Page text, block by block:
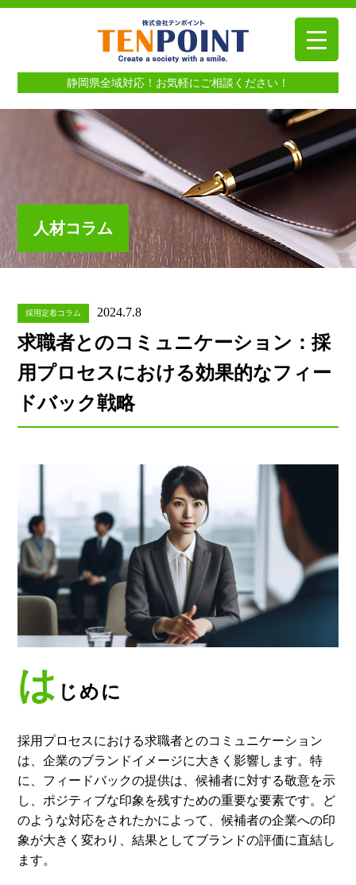
静岡県全域対応！お気軽にご相談ください！
人材コラム
採用定着コラム 2024.7.8
求職者とのコミュニケーション：採
用プロセスにおける効果的なフィー
ドバック戦略
は じめに
採用プロセスにおける求職者とのコミュニケーション
は、企業のブランドイメージに大きく影響します。特
に、フィードバックの提供は、候補者に対する敬意を示
し、ポジティブな印象を残すための重要な要素です。ど
のような対応をされたかによって、候補者の企業への印
象が大きく変わり、結果としてブランドの評価に直結し
ます。